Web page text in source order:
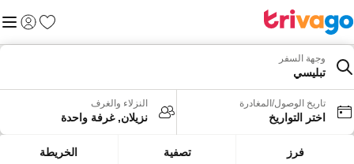
المفضلة
تسجيل
وجهة السفر
تبليسي
تاريخ الوصول/المغادرة
اختر التواريخ
النزلاء والغرف
نزيلان, غرفة واحدة
فرز تصفية الخريطة